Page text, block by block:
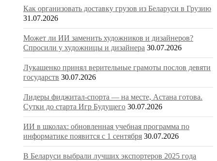
Как организовать доставку грузов из Беларуси в Грузию
31.07.2026
Может ли ИИ заменить художников и дизайнеров?
Спросили у художницы и дизайнера 30.07.2026
Лукашенко принял верительные грамоты послов девяти
государств 30.07.2026
Лидеры фиджитал-спорта — на месте, Астана готова.
Сутки до старта Игр Будущего 30.07.2026
ИИ в школах: обновленная учебная программа по
информатике появится с 1 сентября 30.07.2026
В Беларуси выбрали лучших экспортеров 2025 года